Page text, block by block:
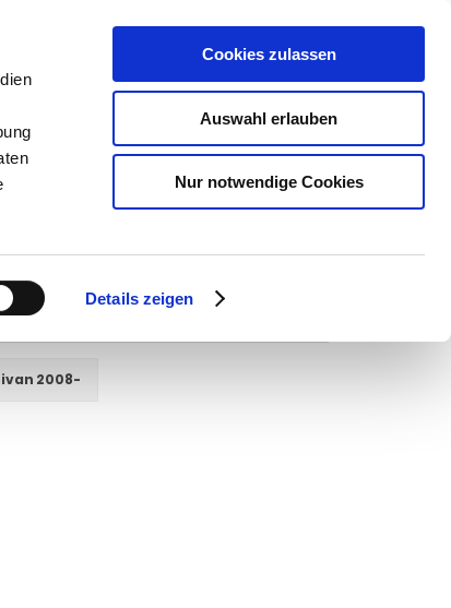
Details zeigen
Cookies zulassen
Auswahl erlauben
Nur notwendige Cookies
SUCHEN
Warenkorb 0 Artikel
2008-